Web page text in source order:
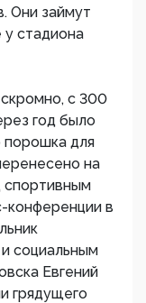
Они займут
стадиона
с 300
год было
порошка для
на
конференции в
социальным
Евгений
грядущего